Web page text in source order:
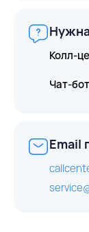
Колл-
Чат-
Email